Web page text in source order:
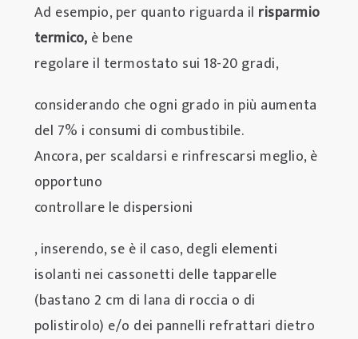
Ad esempio, per quanto riguarda il risparmio
termico, è bene
regolare il termostato sui 18-20 gradi,
considerando che ogni grado in più aumenta
del 7% i consumi di combustibile.
Ancora, per scaldarsi e rinfrescarsi meglio, è
opportuno
controllare le dispersioni
, inserendo, se è il caso, degli elementi
isolanti nei cassonetti delle tapparelle
(bastano 2 cm di lana di roccia o di
polistirolo) e/o dei pannelli refrattari dietro